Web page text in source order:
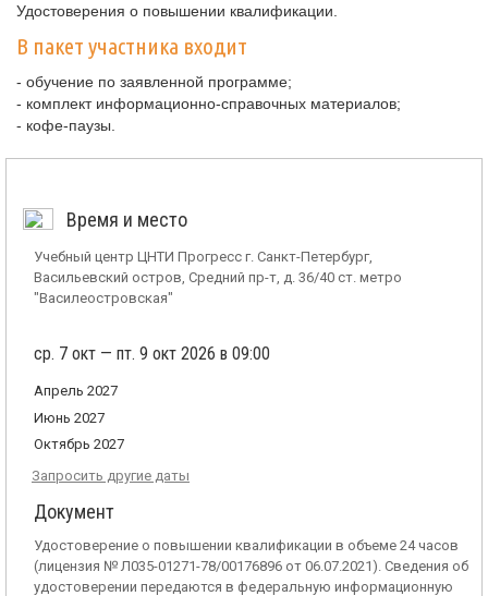
Удостоверения о повышении квалификации.
В пакет участника входит
- обучение по заявленной программе;
- комплект информационно-справочных материалов;
- кофе-паузы.
Время и место
Учебный центр ЦНТИ Прогресс г. Санкт-Петербург,
Васильевский остров, Средний пр-т, д. 36/40 ст. метро
"Василеостровская"
ср. 7 окт — пт. 9 окт 2026 в 09:00
Апрель 2027
Июнь 2027
Октябрь 2027
Запросить другие даты
Документ
Удостоверение о повышении квалификации в объеме 24 часов
(лицензия № Л035-01271-78/00176896 от 06.07.2021). Сведения об
удостоверении передаются в федеральную информационную